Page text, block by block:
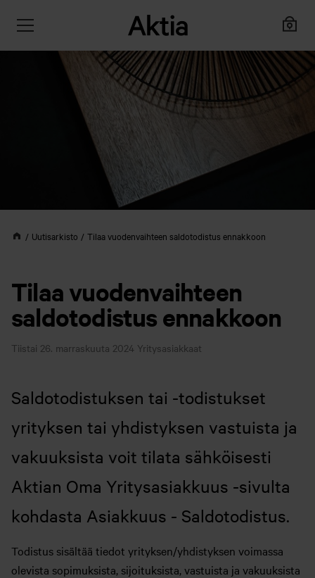
Uutisarkisto Tilaa vuodenvaihteen saldotodistus ennakkoon
Tilaa vuodenvaihteen
saldotodistus ennakkoon
Tiistai 26. marraskuuta 2024 Yritysasiakkaat
Saldotodistuksen tai -todistukset
yrityksen tai yhdistyksen vastuista ja
vakuuksista voit tilata sähköisesti
Aktian Oma Yritysasiakkuus -sivulta
kohdasta Asiakkuus - Saldotodistus.
Todistus sisältää tiedot yrityksen/yhdistyksen voimassa
olevista sopimuksista, sijoituksista, vastuista ja vakuuksista